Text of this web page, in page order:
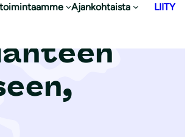
Ajankohtaista LIITY